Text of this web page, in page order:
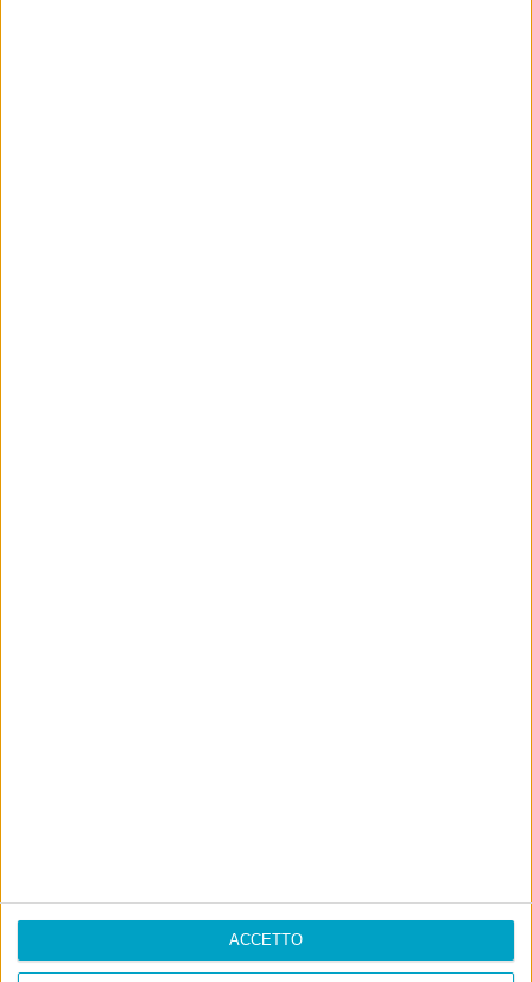
ACCETTO